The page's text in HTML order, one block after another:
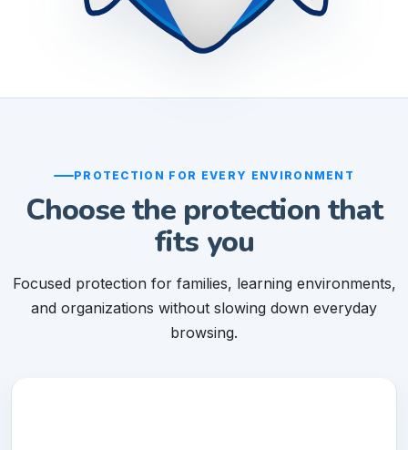
PROTECTION FOR EVERY ENVIRONMENT
Choose the protection that
fits you
Focused protection for families, learning environments,
and organizations without slowing down everyday
browsing.